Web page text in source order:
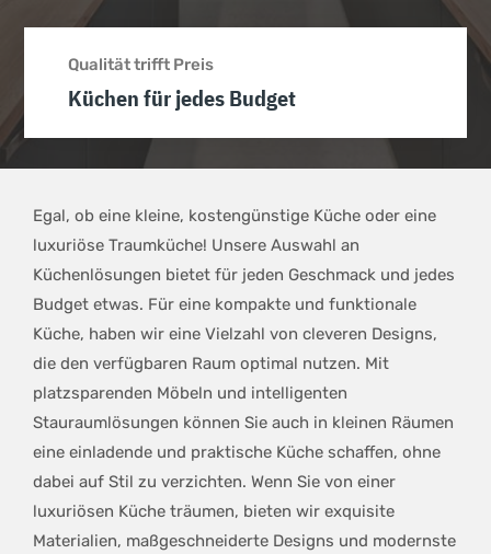
Qualität trifft Preis
Küchen für jedes Budget
Egal, ob eine kleine, kostengünstige Küche oder eine
luxuriöse Traumküche! Unsere Auswahl an
Küchenlösungen bietet für jeden Geschmack und jedes
Budget etwas. Für eine kompakte und funktionale
Küche, haben wir eine Vielzahl von cleveren Designs,
die den verfügbaren Raum optimal nutzen. Mit
platzsparenden Möbeln und intelligenten
Stauraumlösungen können Sie auch in kleinen Räumen
eine einladende und praktische Küche schaffen, ohne
dabei auf Stil zu verzichten. Wenn Sie von einer
luxuriösen Küche träumen, bieten wir exquisite
Materialien, maßgeschneiderte Designs und modernste